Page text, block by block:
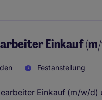
Einkauf
Festanstellung
Einkauf (m/w/d)